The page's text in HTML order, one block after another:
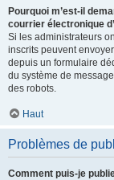
Pourquoi m’est-il
courrier électronique
Si les administrateurs
inscrits peuvent
depuis un formulaire
du système de
des robots.
Haut
Problèmes de
Comment puis-je